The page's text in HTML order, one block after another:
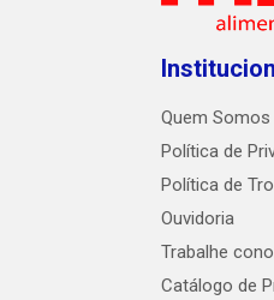
Quem Somos
Política de
Política de
Ouvidoria
Trabalhe
Catálogo de